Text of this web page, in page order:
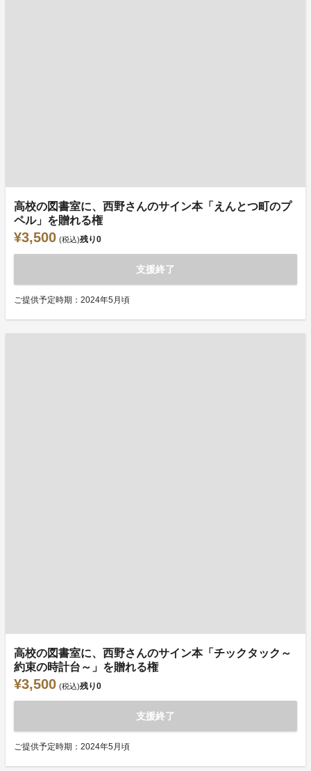
高校の図書室に、西野さんのサイン本「えんとつ町のプ
ペル」を贈れる権
¥3,500 (税込)残り0
支援終了
ご提供予定時期：2024年5月頃
高校の図書室に、西野さんのサイン本「チックタック～
約束の時計台～」を贈れる権
¥3,500 (税込)残り0
支援終了
ご提供予定時期：2024年5月頃